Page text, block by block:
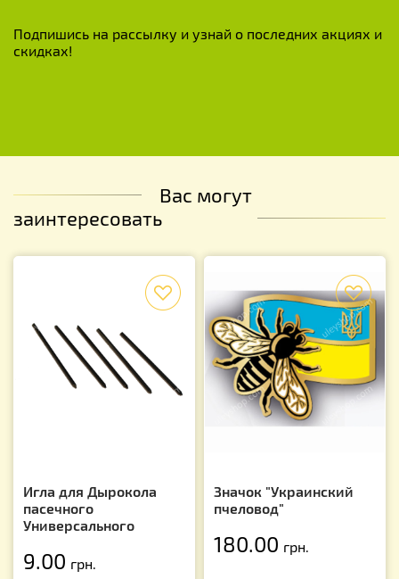
Подпишись на рассылку и узнай о последних акциях и
скидках!
Вас могут
заинтересовать
Игла для Дырокола
пасечного
Универсального
9.00 грн.
Значок "Украинский
пчеловод"
180.00 грн.